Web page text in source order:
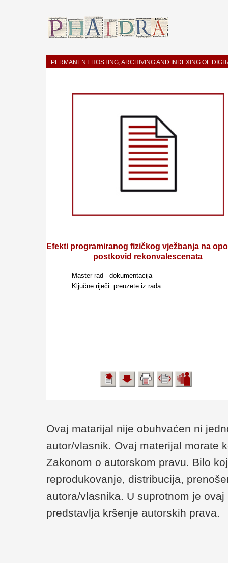
PERMANENT HOSTING, ARCHIVING AND INDEXING OF
Efekti programiranog fizičkog vježbanja na
postkovid rekonvalescenata
Master rad - dokumentacija
Ključne riječi: preuzete iz rada
Ovaj matarijal nije obuhvaćen ni
autor/vlasnik. Ovaj materijal morate
Zakonom o autorskom pravu. Bilo
reprodukovanje, distribucija,
autora/vlasnika. U suprotnom je
predstavlja kršenje autorskih prava.